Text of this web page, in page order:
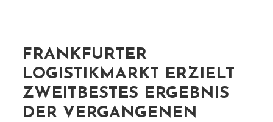
FRANKFURTER
LOGISTIKMARKT ERZIELT
ZWEITBESTES ERGEBNIS
DER VERGANGENEN